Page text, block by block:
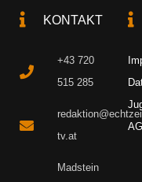
KONTAKT
+43 720
515 285
tv.at
Madstein